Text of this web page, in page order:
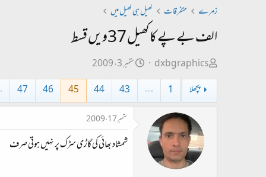
زمرے
متفرقات کھیل ہی کھیل میں
الف بے پے کا کھیل 37ویں قسط ‏
ص
ا
dxbgraphics
ت
ا
خ
ستمبر 3، 2009
پچھلا
1
…
43
44
45
46
47
ستمبر 17، 2009
شمشاد بھائی کی گاڑی سڑک پر نہیں ہوتی صرف